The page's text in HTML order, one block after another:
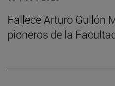
Fallece Arturo Gullón
pioneros de la